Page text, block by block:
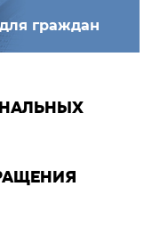
граждан